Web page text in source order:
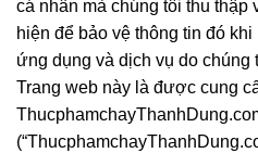
cá nhân mà chúng tôi thu
hiện để bảo vệ thông tin đó
ứng dụng và dịch vụ do chúng
Trang web này là được cung